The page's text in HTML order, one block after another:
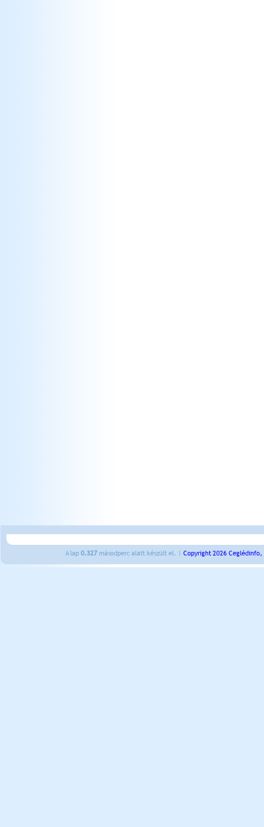
A lap 0.327 másodperc alatt készült el. | Copyright 2026